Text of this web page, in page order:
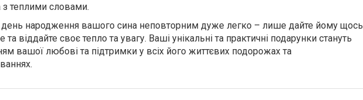
з теплими словами.
день народження вашого сина неповторним дуже легко – лише дайте йому щось
та віддайте своє тепло та увагу. Ваші унікальні та практичні подарунки стануть
вашої любові та підтримки у всіх його життєвих подорожах та